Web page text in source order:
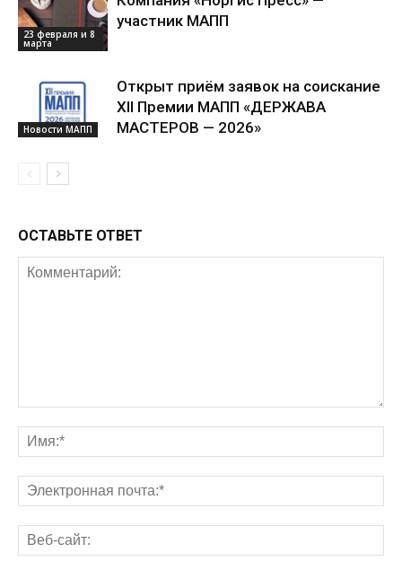
23 февраля и 8
марта
участник МАПП
Новости МАПП
Открыт приём заявок на соискание
XII Премии МАПП «ДЕРЖАВА
МАСТЕРОВ — 2026»
ОСТАВЬТЕ ОТВЕТ